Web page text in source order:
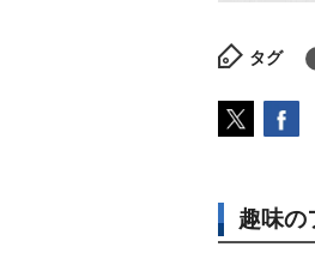
タグ
趣味の